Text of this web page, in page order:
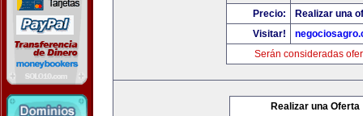
Precio:
Realizar una
Visitar!
Serán consideradas
Realizar una Oferta